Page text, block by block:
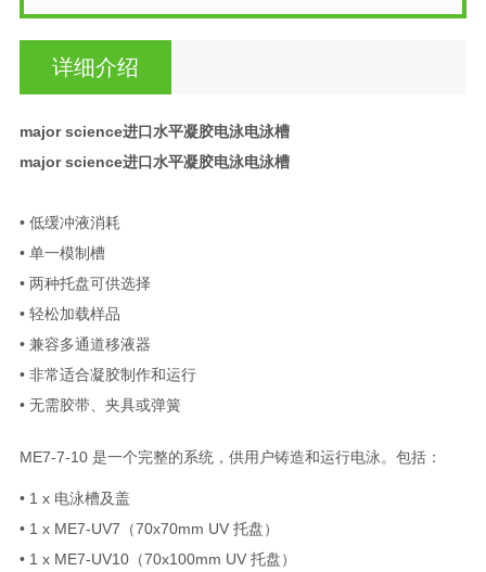
详细介绍
major science进口水平凝胶电泳电泳槽
major science进口水平凝胶电泳电泳槽
• 低缓冲液消耗
• 单一模制槽
• 两种托盘可供选择
• 轻松加载样品
• 兼容多通道移液器
• 非常适合凝胶制作和运行
• 无需胶带、夹具或弹簧
ME7-7-10 是一个完整的系统，供用户铸造和运行电泳。包括：
• 1 x 电泳槽及盖
• 1 x ME7-UV7（70x70mm UV 托盘）
• 1 x ME7-UV10（70x100mm UV 托盘）